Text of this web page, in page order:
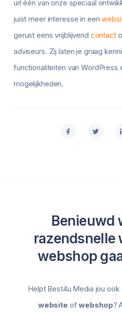
uit één van onze speciaal
juist meer interesse in een
gerust eens vrijblijvend contact
adviseurs. Zij laten je graag
functionaliteiten van WordPress
mogelijkheden.
Benieuwd
razendsnelle
webshop
Helpt Best4u Media jou ook
website ofwebshop?